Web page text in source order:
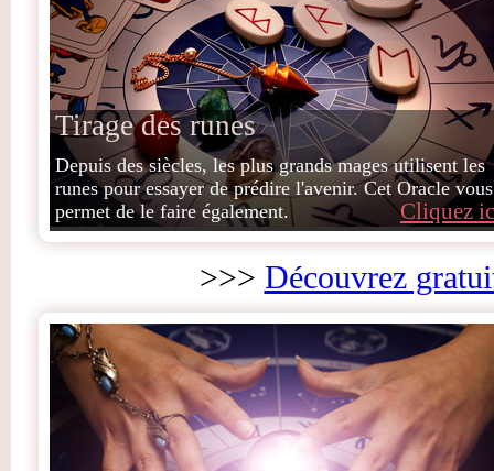
Tirage des runes
Cliquez
Depuis des siècles, les plus grands mages utilisent les
runes pour essayer de prédire l'avenir. Cet Oracle vous
permet de le faire également.
>>> Découvrez